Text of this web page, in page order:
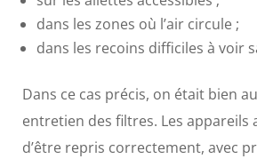
dans les zones où l’air circule ;
dans les recoins difficiles à voir
Dans ce cas précis, on était bien
entretien des filtres. Les appareils
d’être repris correctement, avec